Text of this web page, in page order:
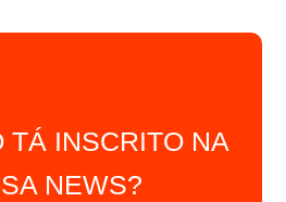
TÁ INSCRITO NA
NEWS?